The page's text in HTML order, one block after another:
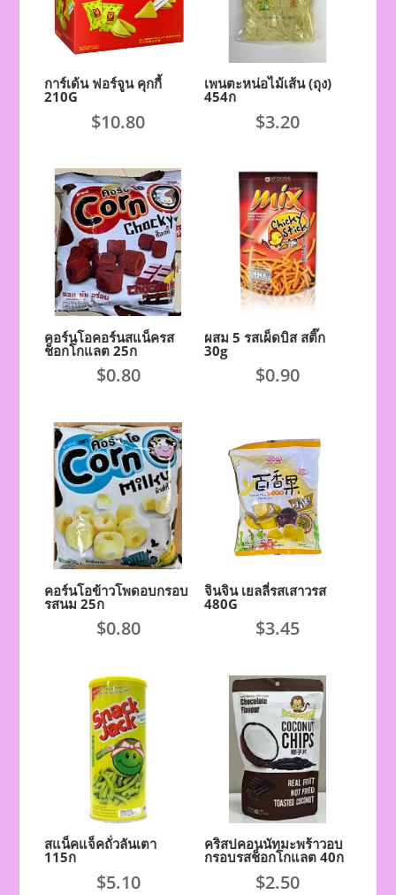
การ์เด้น ฟอร์จูน คุกกี้
210G
$10.80
เพนตะหน่อไม้เส้น (ถุง)
454ก
$3.20
คอร์นโอคอร์นสแน็ครส
ช็อกโกแลต 25ก
$0.80
ผสม 5 รสเผ็ดบิส สติ๊ก
30g
$0.90
คอร์นโอข้าวโพดอบกรอบ
รสนม 25ก
$0.80
จินจิน เยลลี่รสเสาวรส
480G
$3.45
สแน็คแจ็คถั่วลันเตา
115ก
$5.10
คริสปคอนนัทมะพร้าวอบ
กรอบรสช็อกโกแลต 40ก
$2.50